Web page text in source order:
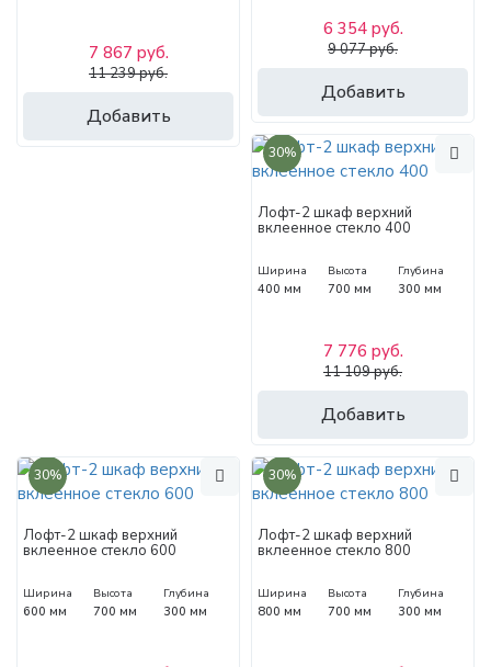
Добавить
7 867 руб.
11 239 руб.
Добавить
6 354 руб.
9 077 руб.
30%
Лофт-2 шкаф верхний
вклеенное стекло 400
Ширина
400 мм
Высота
700 мм
Глубина
300 мм
Добавить
7 776 руб.
11 109 руб.
30%
Лофт-2 шкаф верхний
вклеенное стекло 600
Ширина
600 мм
Высота
700 мм
Глубина
300 мм
30%
Лофт-2 шкаф верхний
вклеенное стекло 800
Ширина
800 мм
Высота
700 мм
Глубина
300 мм